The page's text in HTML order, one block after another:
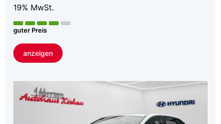
19% MwSt.
guter Preis
anzeigen